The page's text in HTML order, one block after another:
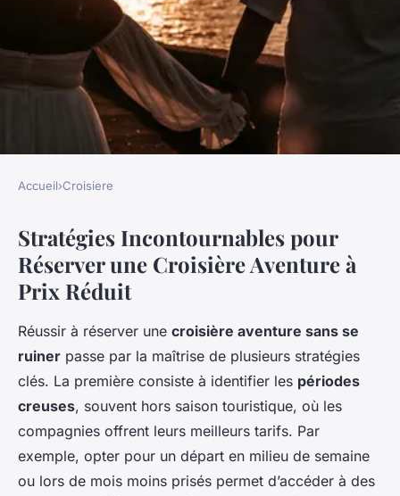
Secrets Essentiels pour
Optimiser Votre Budget lors
de la Réservation d'une
Croisière Aventure
Inoubliable
Nathalie• 10 mai 2025•5 min de lecture
Accueil›Croisiere
Stratégies Incontournables pour
Réserver une Croisière Aventure à
Prix Réduit
Réussir à réserver une croisière aventure sans se
ruiner passe par la maîtrise de plusieurs stratégies
clés. La première consiste à identifier les périodes
creuses, souvent hors saison touristique, où les
compagnies offrent leurs meilleurs tarifs. Par
exemple, opter pour un départ en milieu de semaine
ou lors de mois moins prisés permet d’accéder à des